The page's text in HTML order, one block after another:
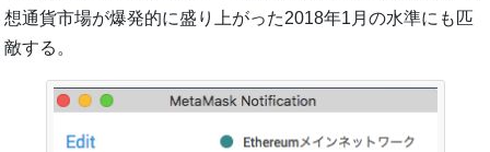
想通貨市場が爆発的に盛り上がった2018年1月の水準にも匹
敵する。